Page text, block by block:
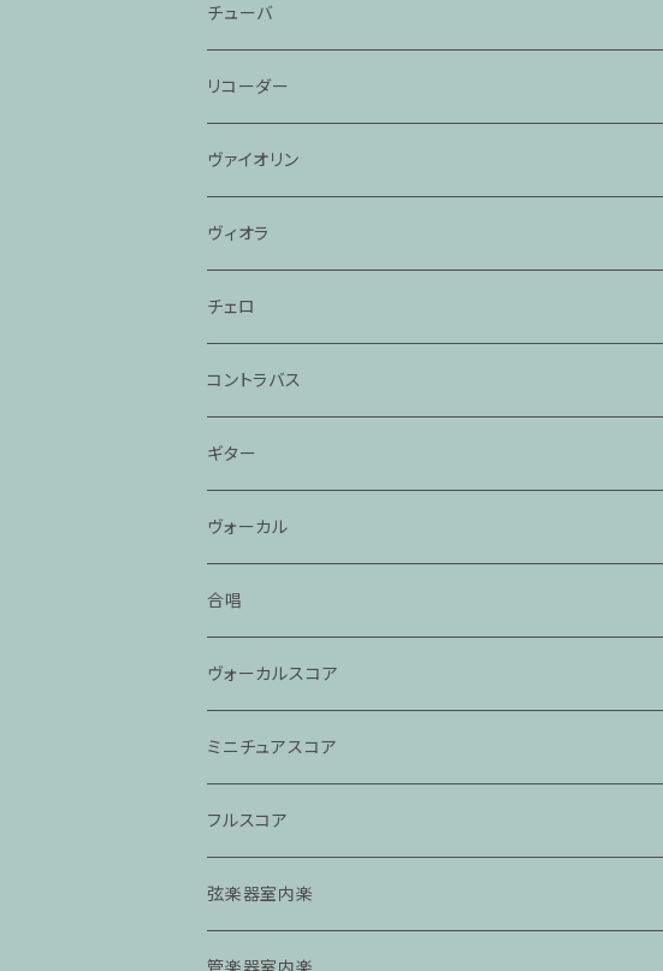
チューバ
リコーダー
ヴァイオリン
ヴィオラ
チェロ
コントラバス
ギター
ヴォーカル
合唱
ヴォーカルスコア
ミニチュアスコア
フルスコア
弦楽器室内楽